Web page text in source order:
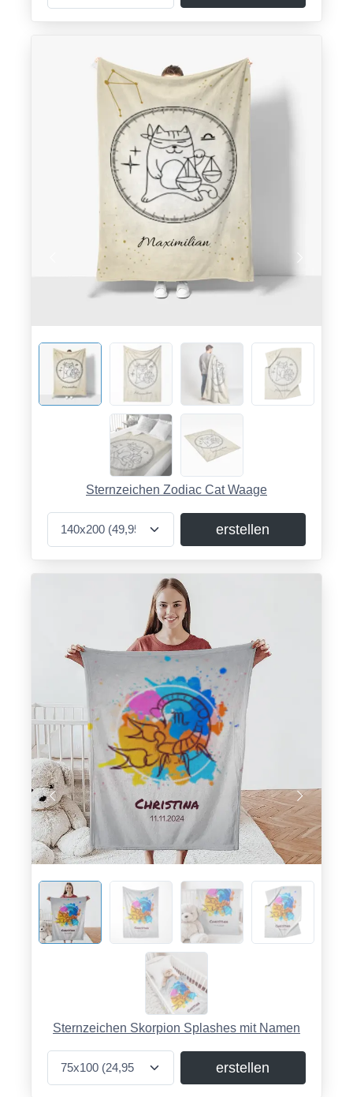
Sternzeichen Zodiac Cat Waage
erstellen
Sternzeichen Skorpion Splashes mit Namen
erstellen